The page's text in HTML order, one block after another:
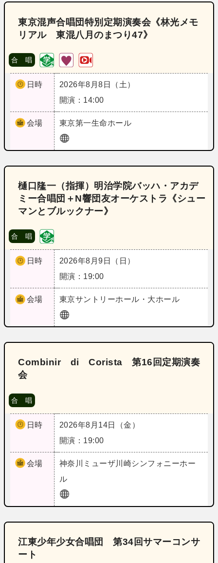
東京混声合唱団特別定期演奏会《林光メモ
リアル 東混八月のまつり47》
合 唱
日時
2026年8月8日（土）
開演：14:00
会場 東京第一生命ホール
樋口隆一（指揮）明治学院バッハ・アカデ
ミー合唱団＋N響団友オーケストラ《シュー
マンとブルックナー》
合 唱
日時
2026年8月9日（日）
開演：19:00
会場 東京サントリーホール・大ホール
Combinir di Corista 第16回定期演奏
会
合 唱
日時
2026年8月14日（金）
開演：19:00
会場 神奈川
ミューザ川崎シンフォニーホー
ル
江東少年少女合唱団 第34回サマーコンサ
ート